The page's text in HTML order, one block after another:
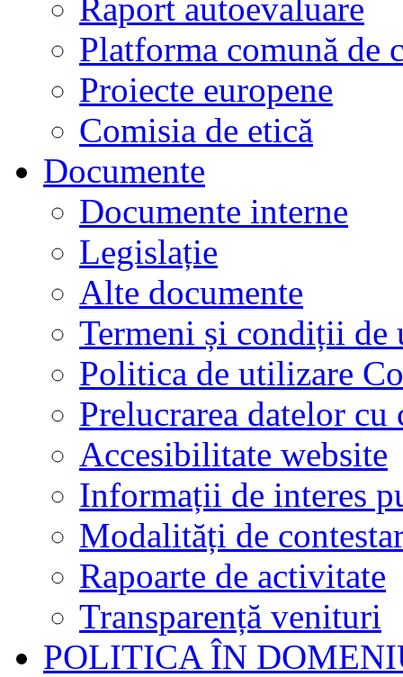
Raport autoevaluare
Platforma comună de
Proiecte europene
Comisia de etică
Documente
Documente interne
Legislație
Alte documente
Termeni și condiții de
Politica de utilizare
Prelucrarea datelor cu
Accesibilitate website
Informații de interes
Modalități de
Rapoarte de activitate
Transparență venituri
POLITICA ÎN